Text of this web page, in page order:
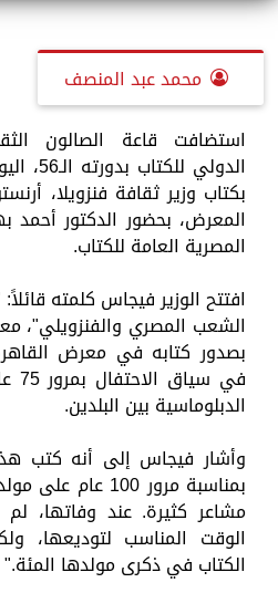
محمد عبد المنصف
استضافت قاعة الصالون
الدولي
بكتاب وزير ثقافة فنزويلا،
المعرض، بحضور الدكتور أحمد
المصرية العامة للكتاب.
افتتح الوزير فيجاس كلمته
الشعب المصري والفنزويلي"،
بصدور كتابه في معرض
الدبلوماسية بين البلدين.
وأشار فيجاس إلى أنه كتب هذا
بمناسبة مرور 100
مشاعر كثيرة. عند وفاتها،
الوقت المناسب لتوديعها،
الكتاب في ذكرى مولدها المئة."